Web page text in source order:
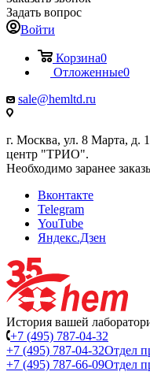
Задать вопрос
Войти
Корзина0
Отложенные0
sale@hemltd.ru
г. Москва, ул. 8 Марта, д.
центр "ТРИО".
Необходимо заранее
Вконтакте
Telegram
YouTube
Яндекс.Дзен
История вашей
+7 (495) 787-04-32
+7 (495) 787-04-32Отдел
+7 (495) 787-66-09Отдел